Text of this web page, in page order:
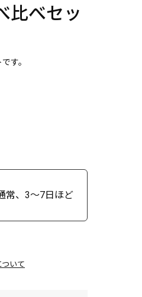
比べセッ
す。
常、3～7日ほど
いて